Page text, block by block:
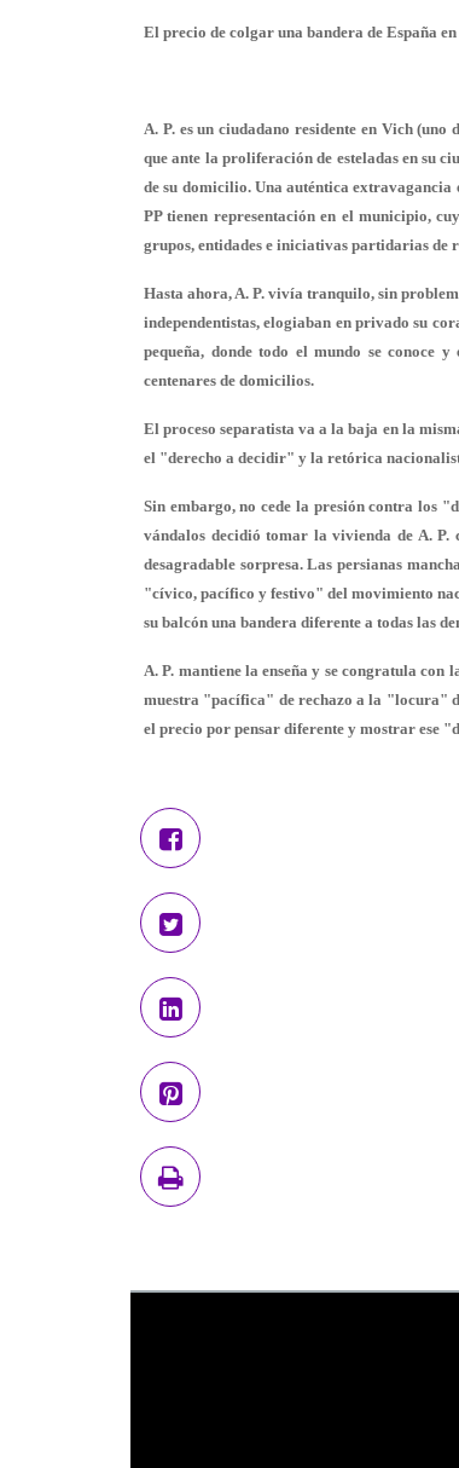
El precio de colgar una bandera de España
A. P. es un ciudadano residente en Vich (uno
que ante la proliferación de esteladas en su
de su domicilio. Una auténtica extravagancia
PP tienen representación en el municipio,
grupos, entidades e iniciativas partidarias de
Hasta ahora, A. P. vivía tranquilo, sin
independentistas, elogiaban en privado su
pequeña, donde todo el mundo se conoce
centenares de domicilios.
El proceso separatista va a la baja en la
el "derecho a decidir" y la retórica
Sin embargo, no cede la presión contra los
vándalos decidió tomar la vivienda de A. P.
desagradable sorpresa.Las persianas
"cívico, pacífico y festivo" del movimiento
su balcón una bandera diferente a todas las
A. P. mantiene la enseña y se congratula con
muestra "pacífica" de rechazo a la "locura"
el precio por pensar diferente y mostrar ese